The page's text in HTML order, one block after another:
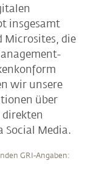
insgesamt
Microsites, die
wir unsere
über
Social Media.
GRI-Angaben: